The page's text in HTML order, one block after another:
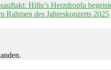
Hillu’s Herzdropfa
Rahmen des Jahreskonzerts 2025